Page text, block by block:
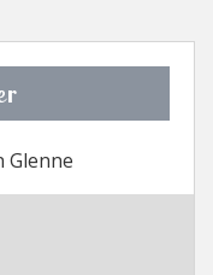
Glenne